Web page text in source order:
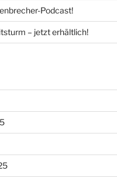
Podcast!
– jetzt erhältlich!